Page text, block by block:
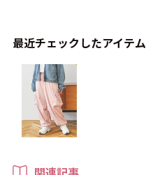
最近チェックしたアイテム